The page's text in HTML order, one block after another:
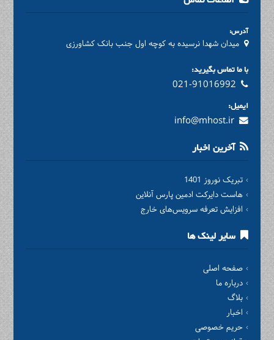
آدرس:
میدان شهدا نرسیده به کوچه اول جنب بانک کشاورزی
با ما تماس بگیرید:
021-91016992
ایمیل:
info@mhost.ir
آخرین اخبار
تبریک نوروز 1401
هاست دایرکت ادمین پارس آنلاین
افزایش تعرفه سرویس‌های خارج
سایر لینک ها
صفحه اصلی
درباره ما
بلاگ
اخبار
حریم خصوصی